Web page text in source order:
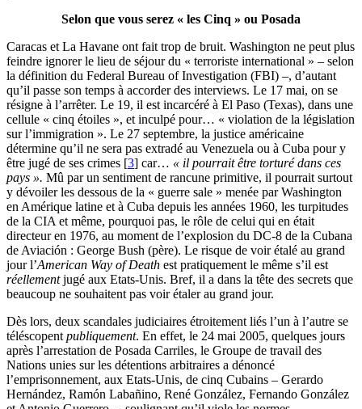
Selon que vous serez « les Cinq » ou Posada
Caracas et La Havane ont fait trop de bruit. Washington ne peut plus
feindre ignorer le lieu de séjour du « terroriste international » – selon
la définition du Federal Bureau of Investigation (FBI) –, d’autant
qu’il passe son temps à accorder des interviews. Le 17 mai, on se
résigne à l’arrêter. Le 19, il est incarcéré à El Paso (Texas), dans une
cellule « cinq étoiles », et inculpé pour… « violation de la législation
sur l’immigration ». Le 27 septembre, la justice américaine
détermine qu’il ne sera pas extradé au Venezuela ou à Cuba pour y
être jugé de ses crimes [3] car… « il pourrait être torturé dans ces
pays ». Mû par un sentiment de rancune primitive, il pourrait surtout
y dévoiler les dessous de la « guerre sale » menée par Washington
en Amérique latine et à Cuba depuis les années 1960, les turpitudes
de la CIA et même, pourquoi pas, le rôle de celui qui en était
directeur en 1976, au moment de l’explosion du DC-8 de la Cubana
de Aviación : George Bush (père). Le risque de voir étalé au grand
jour l’American Way of Death est pratiquement le même s’il est
réellementjugé aux Etats-Unis. Bref, il a dans la tête des secrets que
beaucoup ne souhaitent pas voir étaler au grand jour.
Dès lors, deux scandales judiciaires étroitement liés l’un à l’autre se
téléscopent publiquement. En effet, le 24 mai 2005, quelques jours
après l’arrestation de Posada Carriles, le Groupe de travail des
Nations unies sur les détentions arbitraires a dénoncé
l’emprisonnement, aux Etats-Unis, de cinq Cubains – Gerardo
Hernández, Ramón Labañino, René González, Fernando González